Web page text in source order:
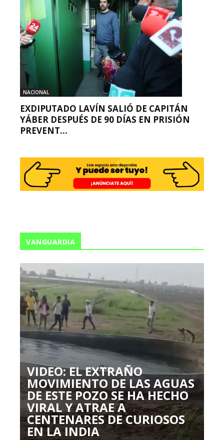
NACIONAL
EXDIPUTADO LAVÍN SALIÓ DE CAPITÁN
YÁBER DESPUÉS DE 90 DÍAS EN PRISIÓN
PREVENT...
VANGUARDIA
VIDEO: EL EXTRAÑO
MOVIMIENTO DE LAS AGUAS
DE ESTE POZO SE HA HECHO
VIRAL Y ATRAE A
CENTENARES DE CURIOSOS
EN LA INDIA